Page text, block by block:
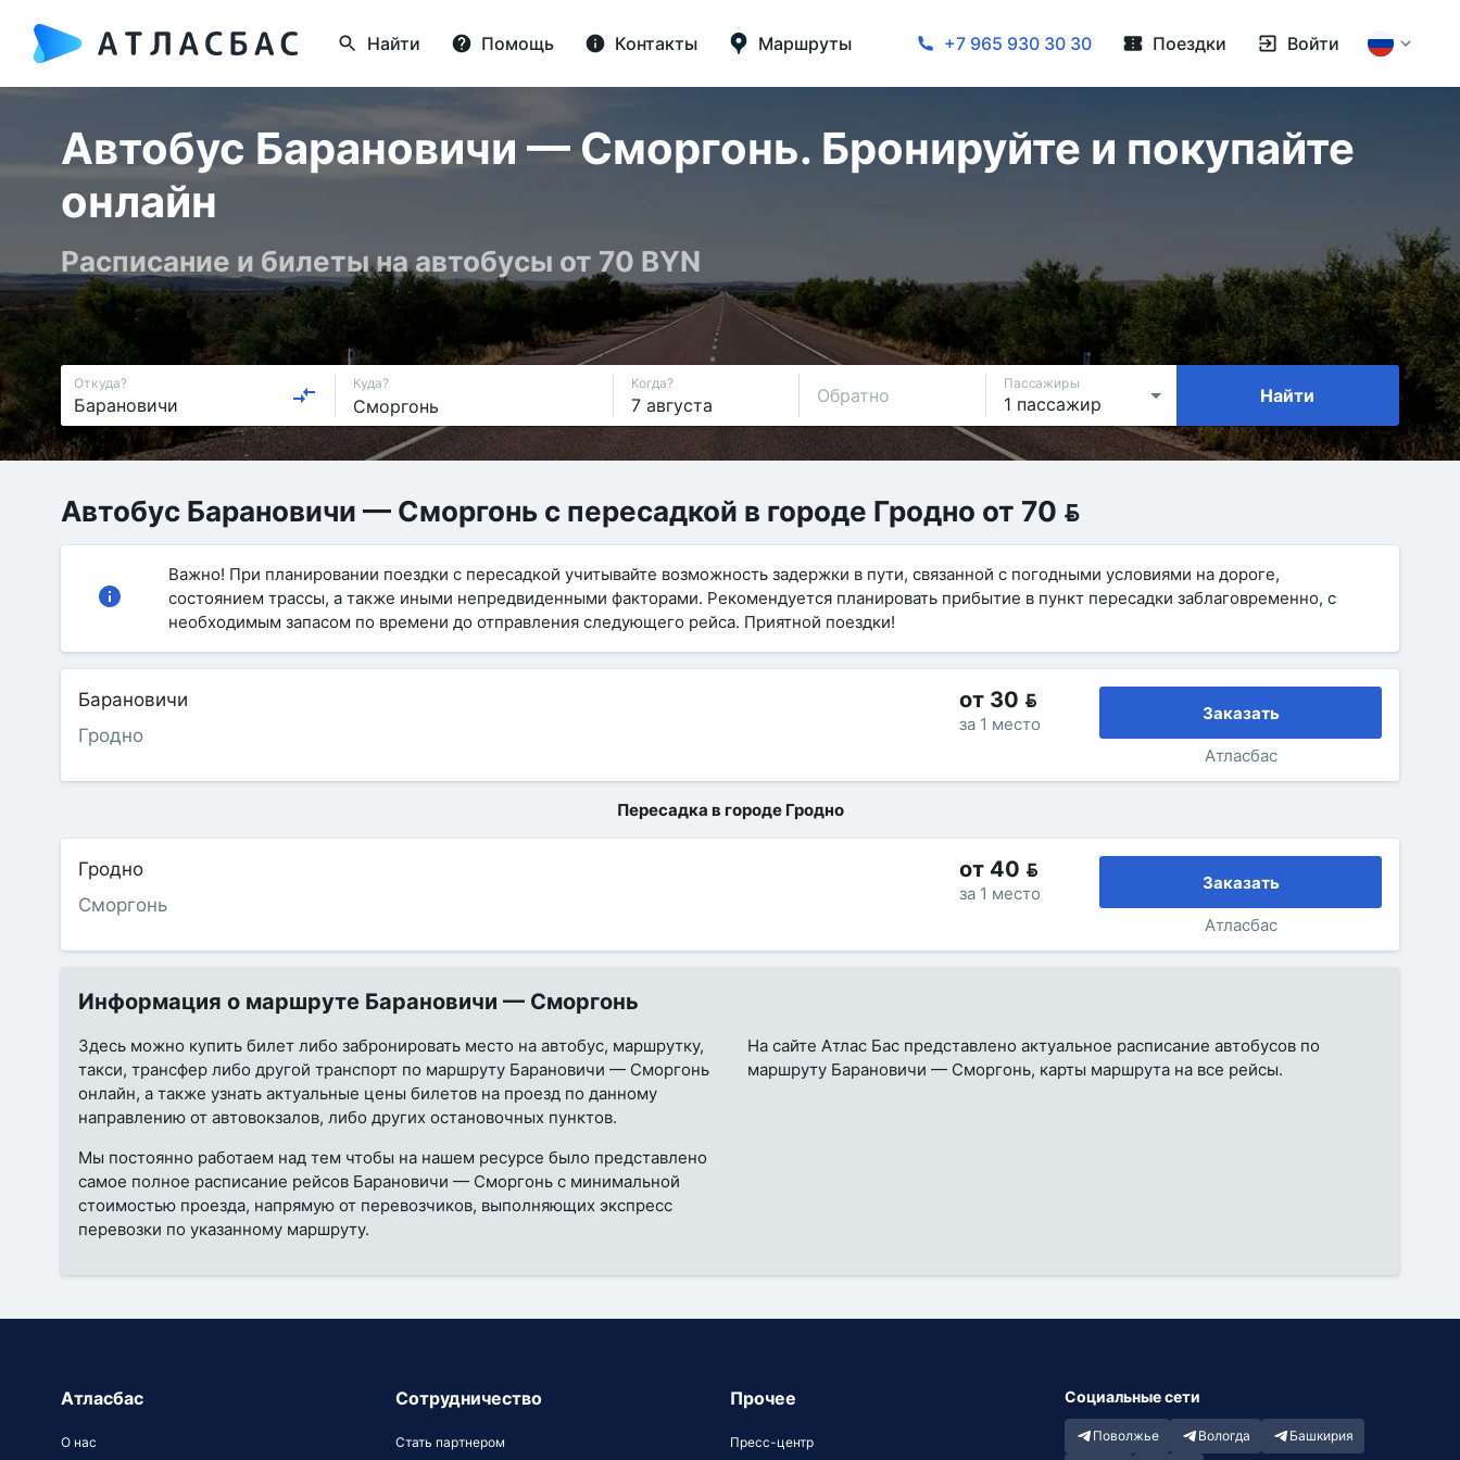
Найти Помощь Контакты Маршруты +7 965 930 30 30 Поездки Войти
Автобус Барановичи — Сморгонь. Бронируйте и покупайте
онлайн
Расписание и билеты на автобусы от 70 BYN
Откуда? Куда? Когда?
Обратно
Пассажиры
Найти
Автобус Барановичи — Сморгонь с пересадкой в городе Гродно от 70 
Важно! При планировании поездки с пересадкой учитывайте возможность задержки в пути, связанной с погодными условиями на дороге,
состоянием трассы, а также иными непредвиденными факторами. Рекомендуется планировать прибытие в пункт пересадки заблаговременно, с
необходимым запасом по времени до отправления следующего рейса. Приятной поездки!
Барановичи
Гродно
от 30 
за 1 место
Заказать
Атласбас
Пересадка в городе Гродно
Гродно
Сморгонь
от 40 
за 1 место
Заказать
Атласбас
Информация о маршруте Барановичи — Сморгонь
Здесь можно купить билет либо забронировать место на автобус, маршрутку,
такси, трансфер либо другой транспорт по маршруту Барановичи — Сморгонь
онлайн, а также узнать актуальные цены билетов на проезд по данному
направлению от автовокзалов, либо других остановочных пунктов.
Мы постоянно работаем над тем чтобы на нашем ресурсе было представлено
самое полное расписание рейсов Барановичи — Сморгонь с минимальной
стоимостью проезда, напрямую от перевозчиков, выполняющих экспресс
перевозки по указанному маршруту.
На сайте Атлас Бас представлено актуальное расписание автобусов по
маршруту Барановичи — Сморгонь, карты маршрута на все рейсы.
Атласбас
О нас
Сотрудничество
Стать партнером
Прочее
Пресс-центр
Социальные сети
Поволжье Вологда Башкирия